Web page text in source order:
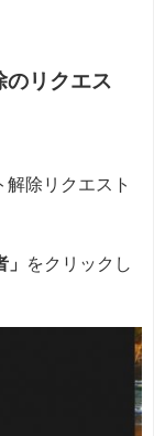
のリクエス
除リクエスト
」
をクリックし